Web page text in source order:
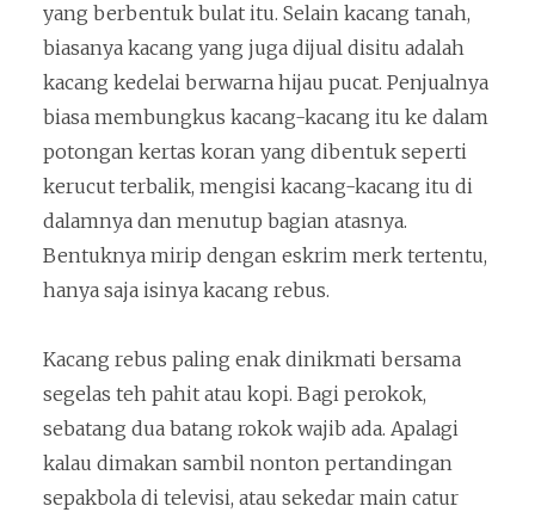
yang berbentuk bulat itu. Selain kacang tanah,
biasanya kacang yang juga dijual disitu adalah
kacang kedelai berwarna hijau pucat. Penjualnya
biasa membungkus kacang-kacang itu ke dalam
potongan kertas koran yang dibentuk seperti
kerucut terbalik, mengisi kacang-kacang itu di
dalamnya dan menutup bagian atasnya.
Bentuknya mirip dengan eskrim merk tertentu,
hanya saja isinya kacang rebus.
Kacang rebus paling enak dinikmati bersama
segelas teh pahit atau kopi. Bagi perokok,
sebatang dua batang rokok wajib ada. Apalagi
kalau dimakan sambil nonton pertandingan
sepakbola di televisi, atau sekedar main catur